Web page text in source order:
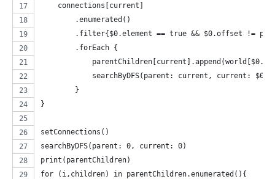
    connections[current]
        .enumerated()
.filter{$0.element == true && $0.offset !=
        .forEach {
searchByDFS(parent: current, current:
        }
}
setConnections()
searchByDFS(parent: 0, current: 0)
print(parentChildren)
for (i,children) in parentChildren.enumerated(){